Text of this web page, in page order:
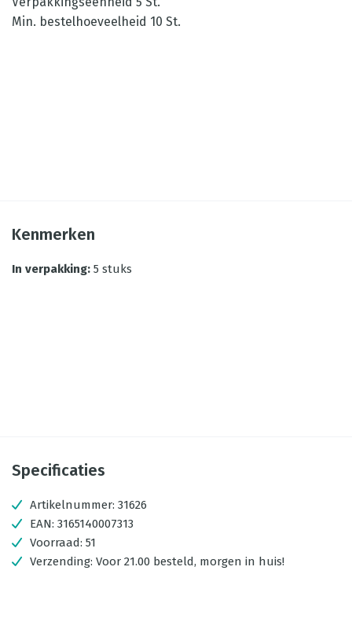
Min. bestelhoeveelheid 10 St.
Kenmerken
In verpakking: 5 stuks
Specificaties
Artikelnummer: 31626
EAN: 3165140007313
Voorraad: 51
Verzending: Voor 21.00 besteld, morgen in huis!